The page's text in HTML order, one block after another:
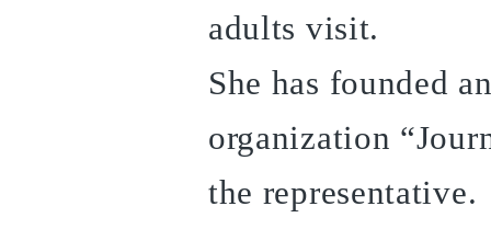
adults visit.
She has founded
organization
the representative.